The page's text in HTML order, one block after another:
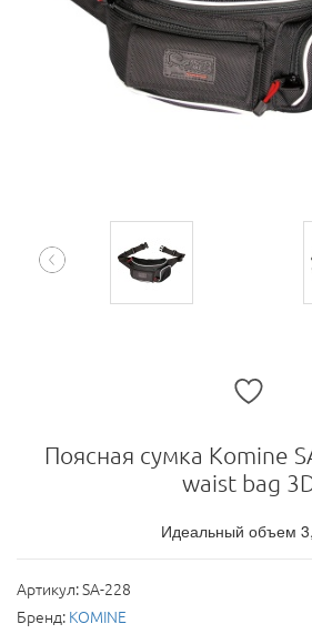
Поясная сумка Komine
waist bag
Идеальный объем
Артикул:SA-228
Бренд: KOMINE